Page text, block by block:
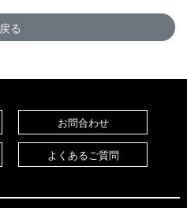
戻る
お問合わせ
よくあるご質問